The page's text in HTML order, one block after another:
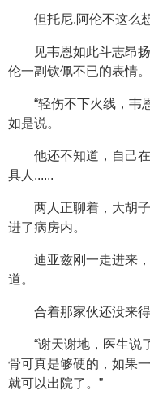
但托尼.阿伦不这么
见韦恩如此斗志昂
伦一副钦佩不已的表情。
“轻伤不下火线，韦
如是说。
他还不知道，自己
具人......
两人正聊着，大胡
进了病房内。
迪亚兹刚一走进来
道。
合着那家伙还没来
“谢天谢地，医生说
骨可真是够硬的，如果
就可以出院了。”